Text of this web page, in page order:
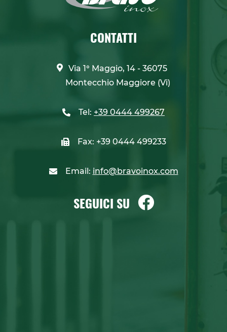
CONTATTI
Via 1° Maggio, 14 - 36075
Montecchio Maggiore (Vi)
Tel: +39 0444 499267
Fax: +39 0444 499233
Email: info@bravoinox.com
SEGUICI SU